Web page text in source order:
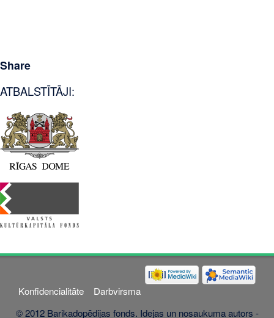
Share
ATBALSTĪTĀJI:
Konfidencialitāte
Darbvirsma
© 2012 Barikadopēdijas fonds. Idejas un nosaukuma autors -